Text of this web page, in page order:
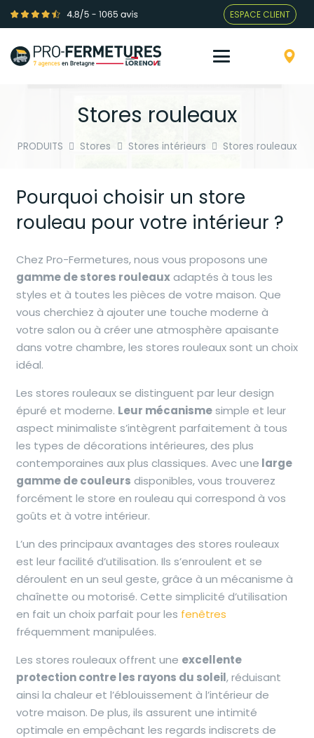
ESPACE CLIENT
Stores rouleaux
PRODUITS Stores Stores intérieurs Stores rouleaux
Pourquoi choisir un store
rouleau pour votre intérieur ?
Chez Pro-Fermetures, nous vous proposons une
gamme de stores rouleauxadaptés à tous les
styles et à toutes les pièces de votre maison. Que
vous cherchiez à ajouter une touche moderne à
votre salon ou à créer une atmosphère apaisante
dans votre chambre, les stores rouleaux sont un choix
idéal.
Les stores rouleaux se distinguent par leur design
épuré et moderne. Leur mécanismesimple et leur
aspect minimaliste s’intègrent parfaitement à tous
les types de décorations intérieures, des plus
contemporaines aux plus classiques. Avec une large
gamme de couleurs disponibles, vous trouverez
forcément le store en rouleau qui correspond à vos
goûts et à votre intérieur.
L’un des principaux avantages des stores rouleaux
est leur facilité d’utilisation. Ils s’enroulent et se
déroulent en un seul geste, grâce à un mécanisme à
chaînette ou motorisé. Cette simplicité d’utilisation
en fait un choix parfait pour les fenêtres
fréquemment manipulées.
Les stores rouleaux offrent une excellente
protection contre les rayons du soleil, réduisant
ainsi la chaleur et l’éblouissement à l’intérieur de
votre maison. De plus, ils assurent une intimité
optimale en empêchant les regards indiscrets de